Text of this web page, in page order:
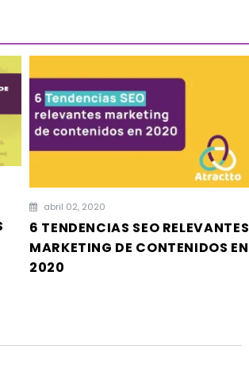
abril 02, 2020
6 TENDENCIAS SEO RELEVANTES
MARKETING DE CONTENIDOS EN
2020